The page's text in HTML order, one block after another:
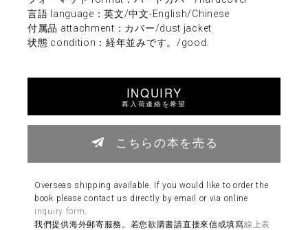
言語 language：英文/中文-English/Chinese
付属品 attachment：カバー/dust jacket
状態 condition：経年並みです。/good.
INQUIRY
再入荷連絡を希望
こちらの本を売る
Overseas shipping available. If you would like to order the
book please contact us directly by email or via online
inquiry form
我們提供海外郵寄服務。若您欲購書請直接來信或填寫線上表